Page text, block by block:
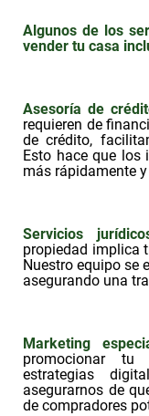
Algunos de los
vender tu casa
Asesoría de
requieren de
de crédito,
Esto hace que los
más rápidamente
Servicios
propiedad implica
Nuestro equipo se
asegurando una
Marketing
promocionar tu
estrategias
asegurarnos de
de compradores